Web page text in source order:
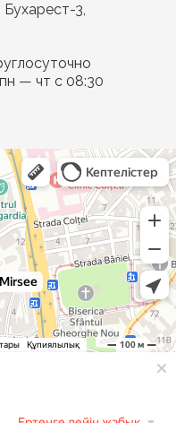
3,
— чт с 08:30